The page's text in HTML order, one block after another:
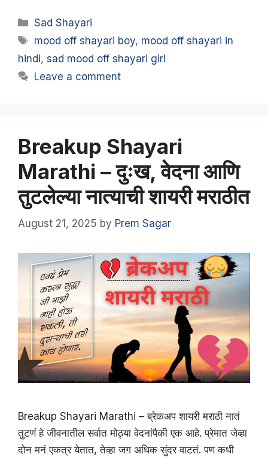
Categories
Sad Shayari
Tags
mood off shayari boy, mood off shayari in
hindi, sad mood off shayari girl
Leave a comment
Breakup Shayari
Marathi – दुःख, वेदना आणि
तुटलेल्या नात्याची शायरी मराठीत
August 21, 2025 by Prem Sagar
Breakup Shayari Marathi – ब्रेकअप शायरी मराठी नातं
तुटणं हे जीवनातील सर्वात मोठ्या वेदनांपैकी एक आहे. प्रेमात जेव्हा
दोन मनं एकत्र येतात, तेव्हा जग अधिक सुंदर वाटतं. पण कधी